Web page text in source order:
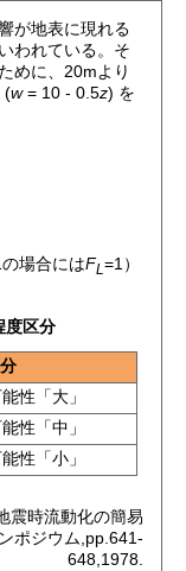
が地表に現れる
われている。そ
めに、20mより
(w= 10 - 0.5z) を
場合にはFL =1）
度区分
性「大」
性「中」
性「小」
震時流動化の簡易
ポジウム,pp.641-
648,1978.